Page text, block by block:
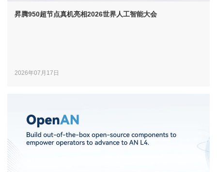
昇腾950超节点真机亮相2026世界人工智能大会
2026年07月17日